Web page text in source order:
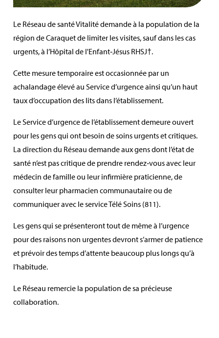
Le Réseau de santé Vitalité demande à la population de la
région de Caraquet de limiter les visites, sauf dans les cas
urgents, à l’Hôpital de l'Enfant‑Jésus RHSJ†.
Cette mesure temporaire est occasionnée par un
achalandage élevé au Service d’urgence ainsi qu’un haut
taux d’occupation des lits dans l’établissement.
Le Service d’urgence de l’établissement demeure ouvert
pour les gens qui ont besoin de soins urgents et critiques.
La direction du Réseau demande aux gens dont l’état de
santé n’est pas critique de prendre rendez‑vous avec leur
médecin de famille ou leur infirmière praticienne, de
consulter leur pharmacien communautaire ou de
communiquer avec le service Télé Soins (811).
Les gens qui se présenteront tout de même à l’urgence
pour des raisons non urgentes devront s’armer de patience
et prévoir des temps d’attente beaucoup plus longs qu’à
l’habitude.
Le Réseau remercie la population de sa précieuse
collaboration.